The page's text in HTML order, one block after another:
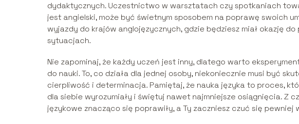
dydaktycznych. Uczestnictwo w warsztatach czy spotkaniach
jest angielski, może być świetnym sposobem na poprawę swoich
wyjazdy do krajów anglojęzycznych, gdzie będziesz miał okazję
sytuacjach.
Nie zapominaj, że każdy uczeń jest inny, dlatego warto
do nauki. To, co działa dla jednej osoby, niekoniecznie musi być
cierpliwość i determinacja. Pamiętaj, że nauka języka to proces,
dla siebie wyrozumiały i świętuj nawet najmniejsze osiągnięcia. Z
językowe znacząco się poprawiły, a Ty zaczniesz czuć się pewniej